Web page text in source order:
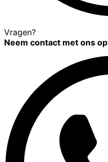
Vragen?
Neem contact met ons op